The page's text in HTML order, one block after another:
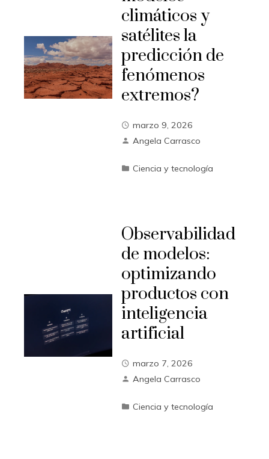
climáticos y
satélites la
predicción de
fenómenos
extremos?
marzo 9, 2026
Angela Carrasco
Ciencia y tecnología
Observabilidad
de modelos:
optimizando
productos con
inteligencia
artificial
marzo 7, 2026
Angela Carrasco
Ciencia y tecnología